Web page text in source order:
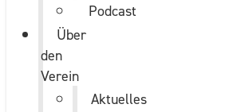
Podcast
Über
den
Verein
Aktuelles